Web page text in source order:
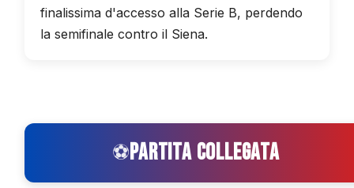
finalissima d'accesso alla Serie B, perdendo
la semifinale contro il Siena.
⚽PARTITA COLLEGATA